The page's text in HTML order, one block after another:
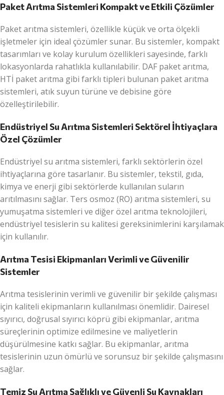
Paket Arıtma Sistemleri Kompakt ve Etkili Çözümler
Paket arıtma sistemleri, özellikle küçük ve orta ölçekli
işletmeler için ideal çözümler sunar. Bu sistemler, kompakt
tasarımları ve kolay kurulum özellikleri sayesinde, farklı
lokasyonlarda rahatlıkla kullanılabilir. DAF paket arıtma,
HTİ paket arıtma gibi farklı tipleri bulunan paket arıtma
sistemleri, atık suyun türüne ve debisine göre
özelleştirilebilir.
Endüstriyel Su Arıtma Sistemleri Sektörel İhtiyaçlara
Özel Çözümler
Endüstriyel su arıtma sistemleri, farklı sektörlerin özel
ihtiyaçlarına göre tasarlanır. Bu sistemler, tekstil, gıda,
kimya ve enerji gibi sektörlerde kullanılan suların
arıtılmasını sağlar. Ters osmoz (RO) arıtma sistemleri, su
yumuşatma sistemleri ve diğer özel arıtma teknolojileri,
endüstriyel tesislerin su kalitesi gereksinimlerini karşılamak
için kullanılır.
Arıtma Tesisi Ekipmanları Verimli ve Güvenilir
Sistemler
Arıtma tesislerinin verimli ve güvenilir bir şekilde çalışması
için kaliteli ekipmanların kullanılması önemlidir. Dairesel
sıyırıcı, doğrusal sıyırıcı köprü gibi ekipmanlar, arıtma
süreçlerinin optimize edilmesine ve maliyetlerin
düşürülmesine katkı sağlar. Bu ekipmanlar, arıtma
tesislerinin uzun ömürlü ve sorunsuz bir şekilde çalışmasını
sağlar.
Temiz Su Arıtma Sağlıklı ve Güvenli Su Kaynakları